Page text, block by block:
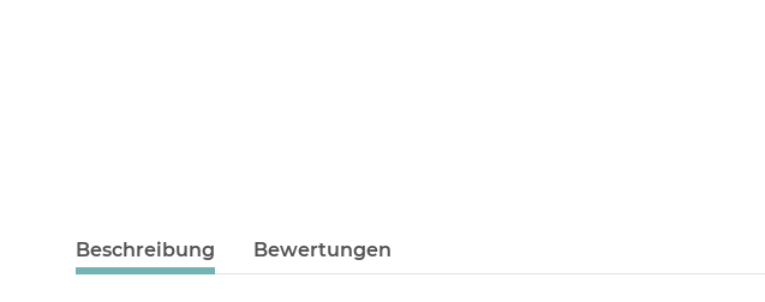
Beschreibung Bewertungen